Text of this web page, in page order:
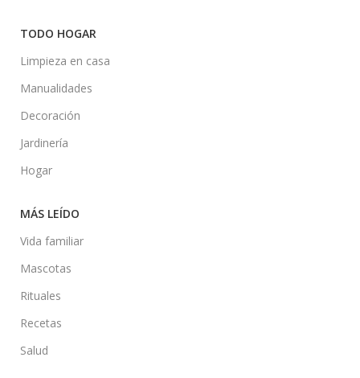
TODO HOGAR
Limpieza en casa
Manualidades
Decoración
Jardinería
Hogar
MÁS LEÍDO
Vida familiar
Mascotas
Rituales
Recetas
Salud